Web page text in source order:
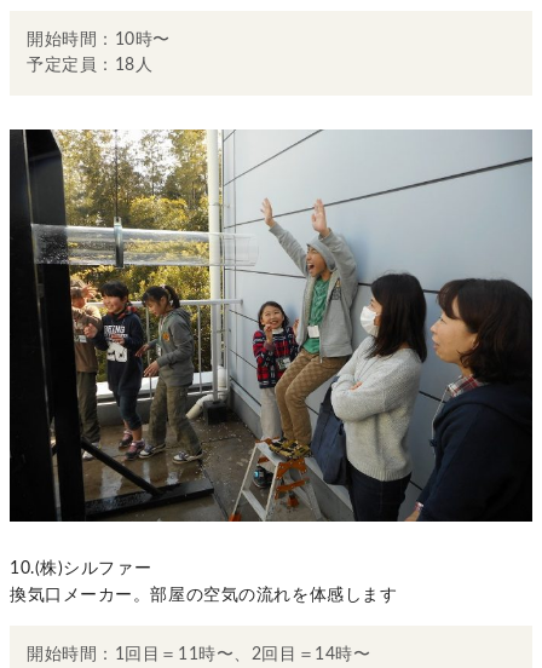
開始時間：10時〜
予定定員：18人
10.(株)シルファー
換気口メーカー。部屋の空気の流れを体感します
開始時間：1回目＝11時〜、2回目＝14時〜